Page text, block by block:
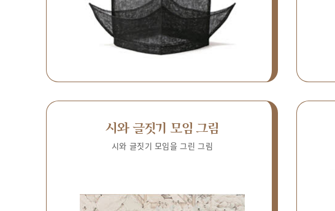
시와 글짓기 모임 그림
시와 글짓기 모임을 그린 그림